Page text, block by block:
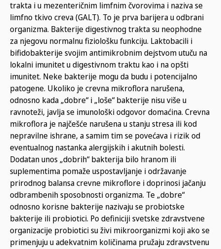
trakta i u mezenteričnim limfnim čvorovima i naziva se
limfno tkivo creva (GALT). To je prva barijera u odbrani
organizma. Bakterije digestivnog trakta su neophodne
za njegovu normalnu fiziološku funkciju. Laktobacili i
bifidobakterije svojim antimikrobnim dejstvom utuču na
lokalni imunitet u digestivnom traktu kao i na opšti
imunitet. Neke bakterije mogu da budu i potencijalno
patogene. Ukoliko je crevna mikroflora narušena,
odnosno kada „dobre“ i „loše“ bakterije nisu više u
ravnoteži, javlja se imunološki odgovor domaćina. Crevna
mikroflora je najčešće narušena u stanju stresa ili kod
nepravilne ishrane, a samim tim se povećava i rizik od
eventualnog nastanka alergijskih i akutnih bolesti.
Dodatan unos „dobrih“ bakterija bilo hranom ili
suplementima pomaže uspostavljanje i održavanje
prirodnog balansa crevne mikroflore i doprinosi jačanju
odbrambenih sposobnosti organizma. Te „dobre“
odnosno korisne bakterije nazivaju se probiotske
bakterije ili probiotici. Po definiciji svetske zdravstvene
organizacije probiotici su živi mikroorganizmi koji ako se
primenjuju u adekvatnim količinama pružaju zdravstvenu